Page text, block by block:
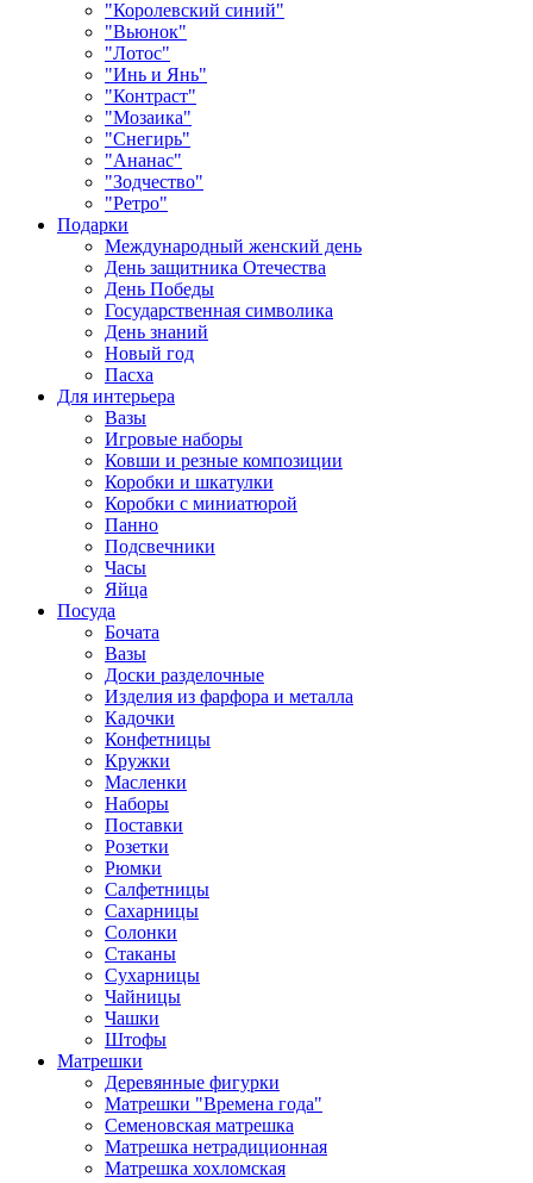
"Королевский синий"
"Вьюнок"
"Лотос"
"Инь и Янь"
"Контраст"
"Мозаика"
"Снегирь"
"Ананас"
"Зодчество"
"Ретро"
Подарки
Международный женский день
День защитника Отечества
День Победы
Государственная символика
День знаний
Новый год
Пасха
Для интерьера
Вазы
Игровые наборы
Ковши и резные композиции
Коробки и шкатулки
Коробки с миниатюрой
Панно
Подсвечники
Часы
Яйца
Посуда
Бочата
Вазы
Доски разделочные
Изделия из фарфора и металла
Кадочки
Конфетницы
Кружки
Масленки
Наборы
Поставки
Розетки
Рюмки
Салфетницы
Сахарницы
Солонки
Стаканы
Сухарницы
Чайницы
Чашки
Штофы
Матрешки
Деревянные фигурки
Матрешки "Времена года"
Семеновская матрешка
Матрешка нетрадиционная
Матрешка хохломская